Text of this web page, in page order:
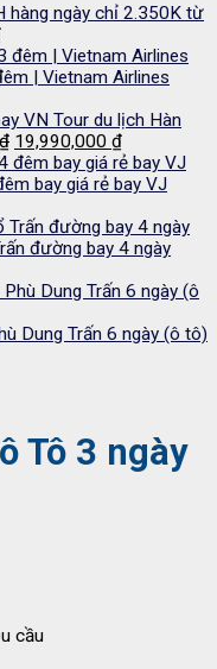
₫.
hàng ngày chỉ 2.350K từ
Giá
hiện
tại
2,350,000 ₫.
| Vietnam Airlines
₫.
Tour du lịch Hàn
₫ Giá
gốc
là:
19,990,000 ₫Giá
hiện
tại
19,990,000
bay giá rẻ bay VJ
₫.
đường bay 4 ngày
Dung Trấn 6 ngày (ô tô)
₫.
Tô 3 ngày
cầu